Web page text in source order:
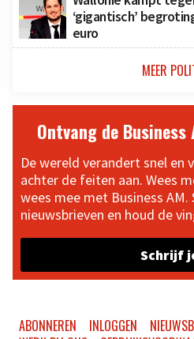
‘gigantisch’
euro
MEER
Ontvang de Business
De wereld verandert snel en
achter de feiten aan. Wees
wees mee met Business AM.
nieuwsbrieven en houd de
Schrijf
ABONNEREN INLOGGEN